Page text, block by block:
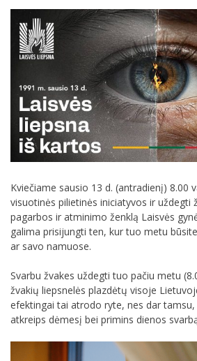
Kviečiame sausio 13 d. (antradienį) 8.00
visuotinės pilietinės iniciatyvos ir uždegti
pagarbos ir atminimo ženklą Laisvės
galima prisijungti ten, kur tuo metu
ar savo namuose.
Svarbu žvakes uždegti tuo pačiu metu
žvakių liepsnelės plazdėtų visoje
efektingai tai atrodo ryte, nes dar tamsu,
atkreips dėmesį bei primins dienos